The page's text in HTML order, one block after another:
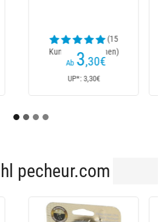
Kundenrezensionen)
8,90€ Ab 3 ,50
UP*: 8,90€
pecheur.com